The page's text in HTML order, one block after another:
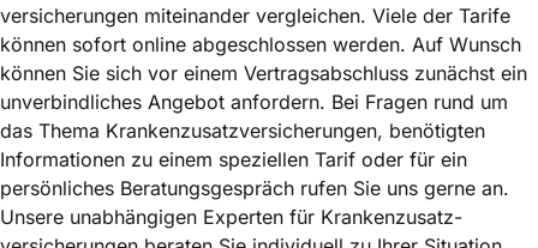
versicherungen miteinander vergleichen. Viele der Tarife
können sofort online abgeschlossen werden. Auf Wunsch
können Sie sich vor einem Vertragsabschluss zunächst ein
unverbindliches Angebot anfordern. Bei Fragen rund um
das Thema Krankenzusatz­versicherungen, benötigten
Informationen zu einem speziellen Tarif oder für ein
persönliches Beratungs­gespräch rufen Sie uns gerne an.
Unsere unabhängigen Experten für Krankenzusatz­